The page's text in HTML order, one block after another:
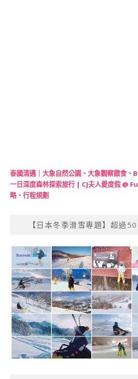
泰國清邁｜大象自然公園、大象觀察餵食
一日深度森林探索旅行 | CJ夫人愛度假 @
略、行程規劃
【日本冬季滑雪專題】超過